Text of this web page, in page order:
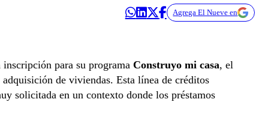
Agrega El Nueve en
para su programa Construyo mi casa, el
de viviendas. Esta línea de créditos
solicitada en un contexto donde los préstamos